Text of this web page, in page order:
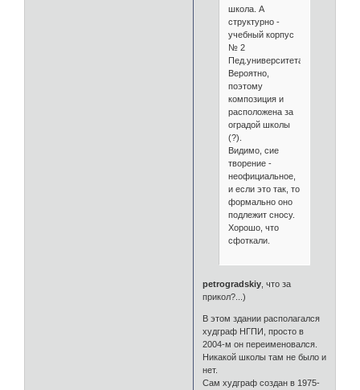
школа. А
структурно -
учебный корпус
№ 2
Пед.университета(?)
Вероятно,
поэтому
композиция и
расположена за
оградой школы
(?).
Видимо, сие
творение -
неофициальное,
и если это так, то
формально оно
подлежит сносу.
Хорошо, что
сфоткали.
petrogradskiy, что за
прикол?...)
В этом здании располагался
худграф НГПИ, просто в
2004-м он переименовался.
Никакой школы там не было и
нет.
Сам худграф создан в 1975-